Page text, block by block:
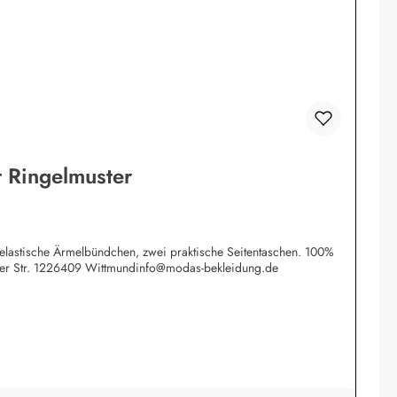
Ärmelbündchen, zwei praktische Seitentaschen. 100%
Str. 1226409 Wittmundinfo@modas-bekleidung.de